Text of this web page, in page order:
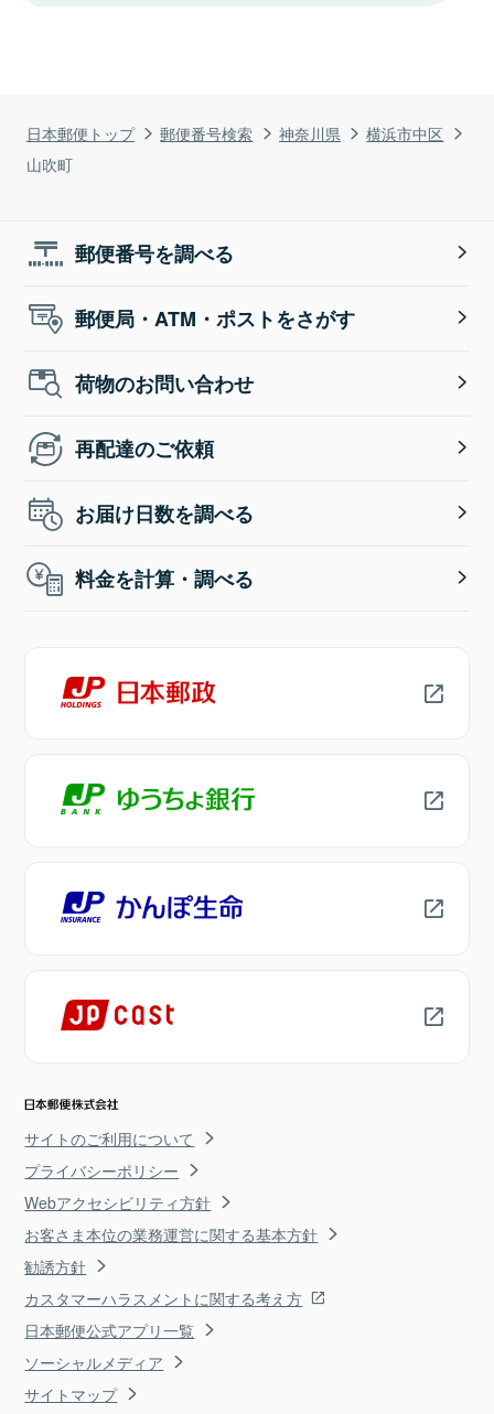
日本郵便トップ 郵便番号検索 神奈川県
横浜市中区
山吹町
郵便番号を調べる
郵便局・ATM・ポストをさがす
荷物のお問い合わせ
再配達のご依頼
お届け日数を調べる
料金を計算・調べる
サイトのご利用について
プライバシーポリシー
Webアクセシビリティ方針
お客さま本位の業務運営に関する基本方針
勧誘方針
カスタマーハラスメントに関する考え方
日本郵便公式アプリ一覧
ソーシャルメディア
サイトマップ